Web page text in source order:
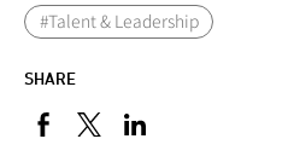
SHARE
#Talent & Leadership